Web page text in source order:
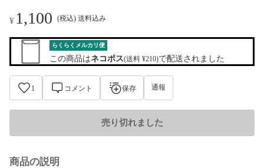
¥ 1,100 (税込) 送料込み
らくらくメルカリ便
この商品はネコポス(送料 ¥210)で配送されました
1 コメント 保存 通報
売り切れました
商品の説明